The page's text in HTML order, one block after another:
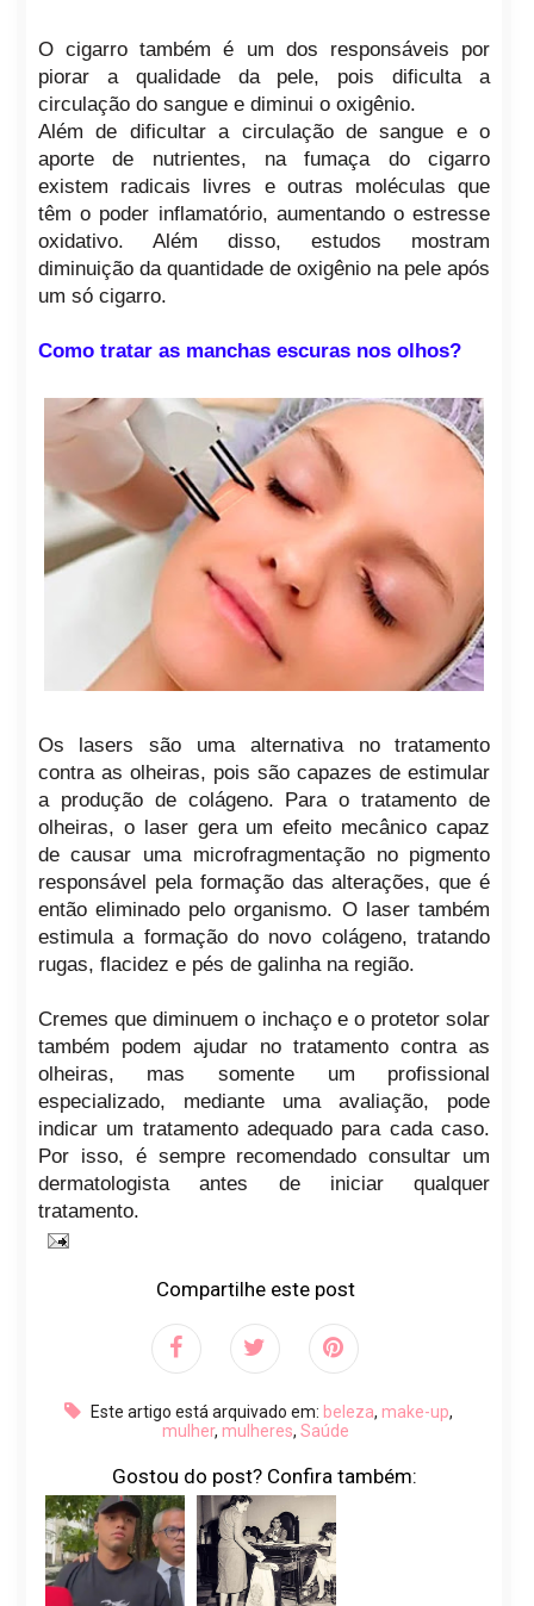
O cigarro também é um dos responsáveis por
piorar a qualidade da pele, pois dificulta a
circulação do sangue e diminui o oxigênio.
Além de dificultar a circulação de sangue e o
aporte de nutrientes, na fumaça do cigarro
existem radicais livres e outras moléculas que
têm o poder inflamatório, aumentando o estresse
oxidativo. Além disso, estudos mostram
diminuição da quantidade de oxigênio na pele após
um só cigarro.
Como tratar as manchas escuras nos olhos?
Os lasers são uma alternativa no tratamento
contra as olheiras, pois são capazes de estimular
a produção de colágeno. Para o tratamento de
olheiras, o laser gera um efeito mecânico capaz
de causar uma microfragmentação no pigmento
responsável pela formação das alterações, que é
então eliminado pelo organismo. O laser também
estimula a formação do novo colágeno, tratando
rugas, flacidez e pés de galinha na região.
Cremes que diminuem o inchaço e o protetor solar
também podem ajudar no tratamento contra as
olheiras, mas somente um profissional
especializado, mediante uma avaliação, pode
indicar um tratamento adequado para cada caso.
Por isso, é sempre recomendado consultar um
dermatologista antes de iniciar qualquer
tratamento.
Compartilhe este post
Este artigo está arquivado em: beleza, make-up,
mulher, mulheres, Saúde
Gostou do post? Confira também: